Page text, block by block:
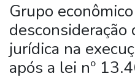
Grupo
desconsideração
jurídica na
após a lei nº